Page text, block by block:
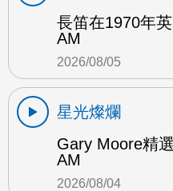
長笛在1970年
AM
2026/08/05
星光燦爛
Gary Moore精
AM
2026/08/04